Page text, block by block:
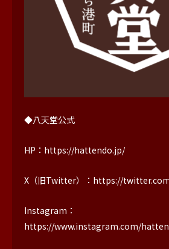
◆八天堂公式
HP：https://hattendo.jp/
X（旧Twitter）：https://
Instagram：
https://www.instagram.com/